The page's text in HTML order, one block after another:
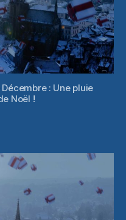
: Une pluie
Noël !